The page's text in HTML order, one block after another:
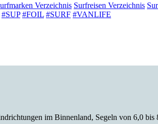
Verzeichnis Surfreisen Verzeichnis
#SUP #FOIL #SURF #VANLIFE
im Binnenland, Segeln von 6,0